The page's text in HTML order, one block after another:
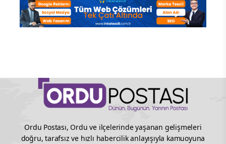
Ordu Postası, Ordu ve ilçelerinde yaşanan gelişmeleri
doğru, tarafsız ve hızlı habercilik anlayışıyla kamuoyuna